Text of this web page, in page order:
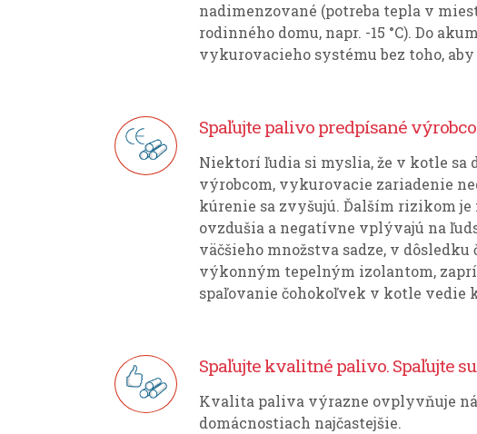
nadimenzované (potreba tepla v
rodinného domu, napr. -15 °C). Do
vykurovacieho systému bez toho,
Spaľujte palivo predpísané
Niektorí ľudia si myslia, že v kotle sa
výrobcom, vykurovacie zariadenie
kúrenie sa zvyšujú. Ďalším rizikom
ovzdušia a negatívne vplývajú na
väčšieho množstva sadze, v
výkonným tepelným izolantom,
spaľovanie čohokoľvek v kotle vedie
Spaľujte kvalitné palivo. Spaľujte
Kvalita paliva výrazne ovplyvňuje
domácnostiach najčastejšie.